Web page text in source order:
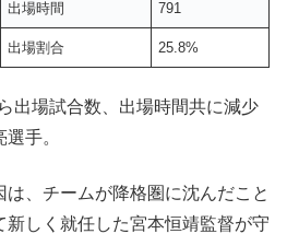
出場時間 791
出場割合 25.8%
出場試合数、出場時間共に減少
手。
、チームが降格圏に沈んだこと
新しく就任した宮本恒靖監督が守